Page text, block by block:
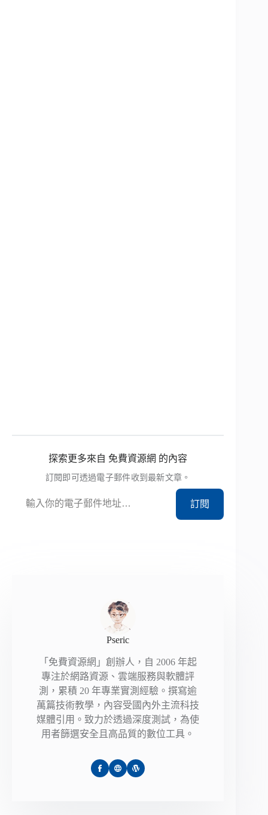
探索更多來自 免費資源網 的內容
訂閱即可透過電子郵件收到最新文章。
訂閱
Pseric
「免費資源網」創辦人，自 2006 年起
專注於網路資源、雲端服務與軟體評
測，累積 20 年專業實測經驗。撰寫逾
萬篇技術教學，內容受國內外主流科技
媒體引用。致力於透過深度測試，為使
用者篩選安全且高品質的數位工具。